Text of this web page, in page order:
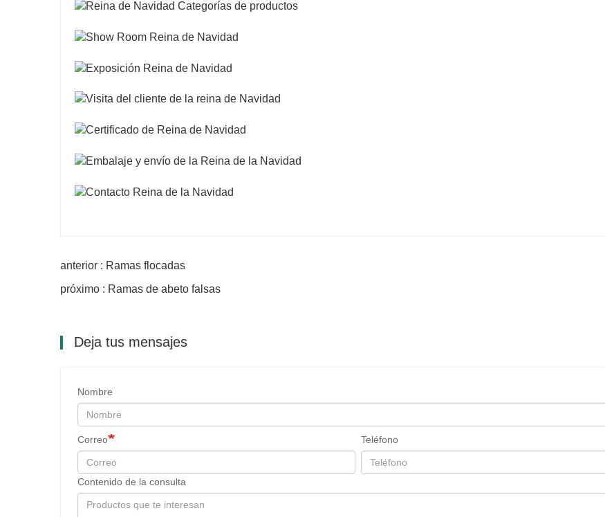
anterior : Ramas flocadas
próximo : Ramas de abeto falsas
Deja tus mensajes
Nombre
Correo Teléfono
Contenido de la consulta